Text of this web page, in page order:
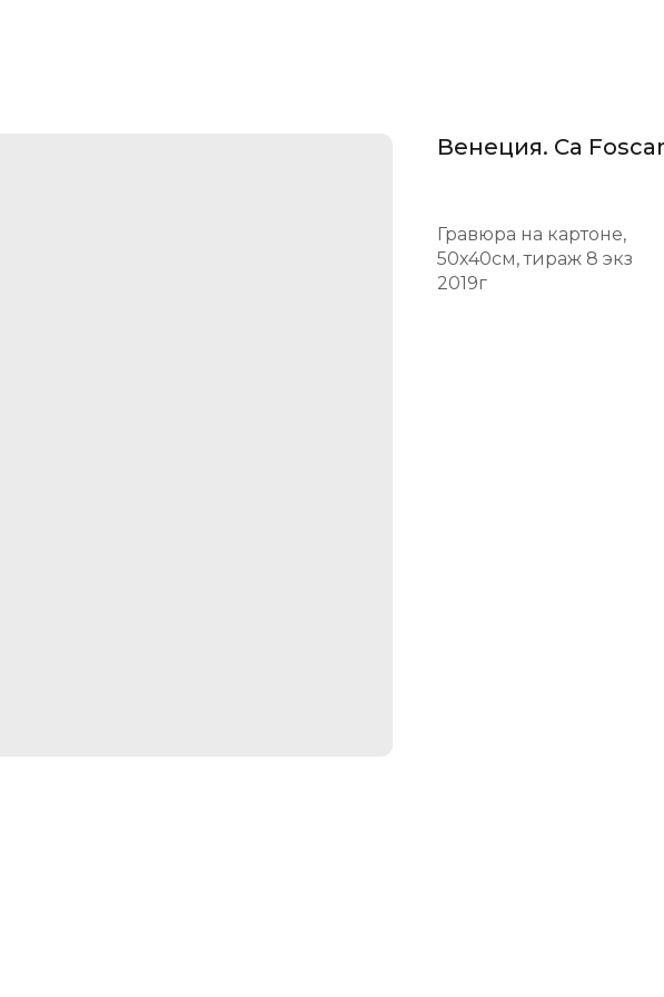
Венеция. Ca
Гравюра на картоне,
50х40см, тираж 8 экз
2019г